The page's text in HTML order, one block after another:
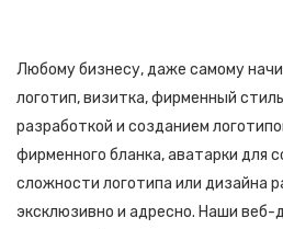
Любому бизнесу, даже самому
логотип, визитка, фирменный
разработкой и созданием
фирменного бланка, аватарки для
сложности логотипа или дизайна
эксклюзивно и адресно. Наши веб-